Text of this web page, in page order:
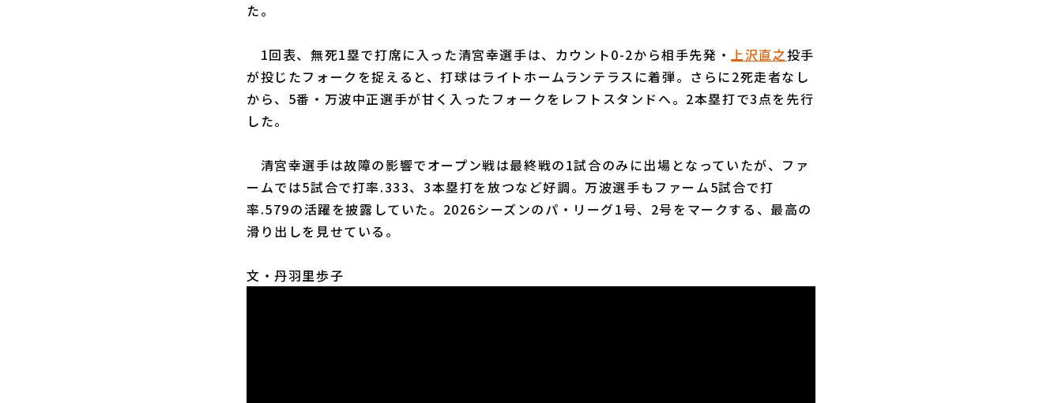
た。
1回表、無死1塁で打席に入った清宮幸選手は、カウント0-2から相手先発・上沢直之投手
が投じたフォークを捉えると、打球はライトホームランテラスに着弾。さらに2死走者なし
から、5番・万波中正選手が甘く入ったフォークをレフトスタンドへ。2本塁打で3点を先行
した。
清宮幸選手は故障の影響でオープン戦は最終戦の1試合のみに出場となっていたが、ファ
ームでは5試合で打率.333、3本塁打を放つなど好調。万波選手もファーム5試合で打
率.579の活躍を披露していた。2026シーズンのパ・リーグ1号、2号をマークする、最高の
滑り出しを見せている。
文・丹羽里歩子